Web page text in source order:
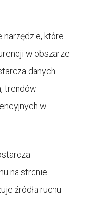
narzędzie, które
w obszarze
danych
trendów
w
na stronie
źródła ruchu